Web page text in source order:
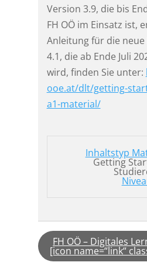
Version 3.9, die bis
FH OÖ im Einsatz ist,
Anleitung für die
4.1, die ab Ende Juli
wird, finden Sie unter:
ooe.at/dlt/getting-
a1-material/
Inhaltstyp
Getting
FH OÖ – Digitales
[icon name=“link“